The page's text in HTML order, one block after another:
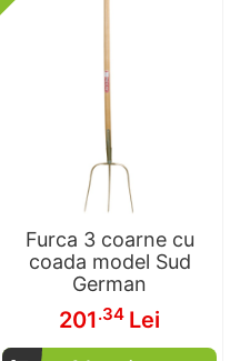
Furca 3 coarne cu
coada model Sud
German
201.34 Lei